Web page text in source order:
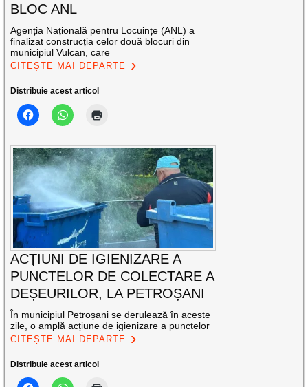
BLOC ANL
Agenția Națională pentru Locuințe (ANL) a
finalizat construcția celor două blocuri din
municipiul Vulcan, care
CITEȘTE MAI DEPARTE
Distribuie acest articol
ACȚIUNI DE IGIENIZARE A
PUNCTELOR DE COLECTARE A
DEȘEURILOR, LA PETROȘANI
În municipiul Petroșani se derulează în aceste
zile, o amplă acțiune de igienizare a punctelor
CITEȘTE MAI DEPARTE
Distribuie acest articol